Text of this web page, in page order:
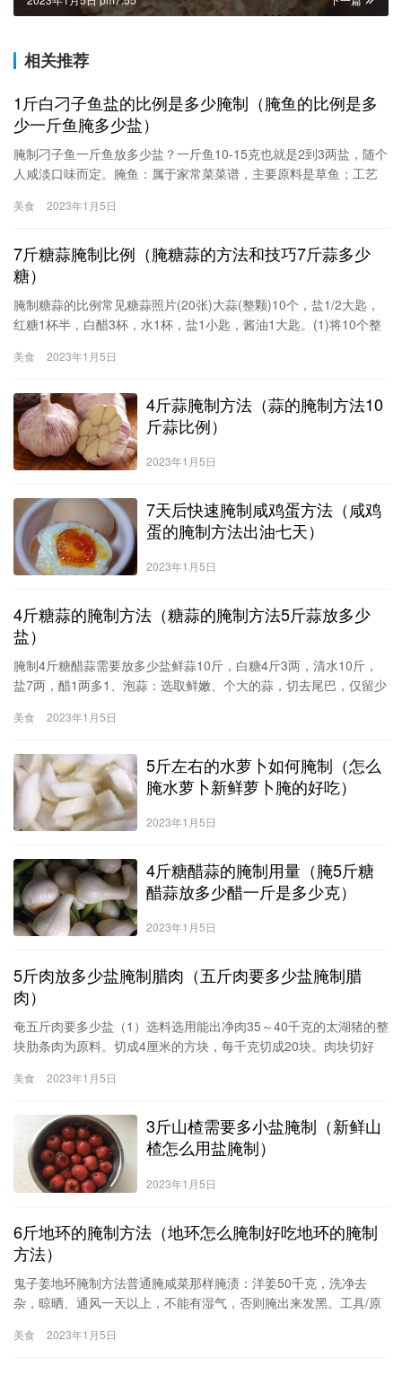
相关推荐
1斤白刁子鱼盐的比例是多少腌制（腌鱼的比例是多
少一斤鱼腌多少盐）
腌制刁子鱼一斤鱼放多少盐？一斤鱼10-15克也就是2到3两盐，随个
人咸淡口味而定。腌鱼：属于家常菜菜谱，主要原料是草鱼；工艺
料酒、花椒、盐1、将鱼从由头部至尾在背鳍上刨开洗净，把鱼肚内
美食 2023年1月5日
7斤糖蒜腌制比例（腌糖蒜的方法和技巧7斤蒜多少
糖）
腌制糖蒜的比例常见糖蒜照片(20张)大蒜(整颗)10个，盐1/2大匙，
红糖1杯半，白醋3杯，水1杯，盐1小匙，酱油1大匙。(1)将10个整
火，再放入大蒜浸渍20分钟，捞起沥干水份放凉备用。(3)将调味料
大蒜与冷却的糖醋汁一起放入容器中腌渍，
美食 2023年1月5日
4斤蒜腌制方法（蒜的腌制方法10
斤蒜比例）
2023年1月5日
7天后快速腌制咸鸡蛋方法（咸鸡
蛋的腌制方法出油七天）
2023年1月5日
4斤糖蒜的腌制方法（糖蒜的腌制方法5斤蒜放多少
盐）
腌制4斤糖醋蒜需要放多少盐鲜蒜10斤，白糖4斤3两，清水10斤，
盐7两，醋1两多1、泡蒜：选取鲜嫩、个大的蒜，切去尾巴，仅留少
时间。每天换一次水，把蒜的嫩味泡出去，然后捞出，放入一干净
二天搅拌一次，以后每天搅拌一次，3-4天捞出
美食 2023年1月5日
5斤左右的水萝卜如何腌制（怎么
腌水萝卜新鲜萝卜腌的好吃）
2023年1月5日
4斤糖醋蒜的腌制用量（腌5斤糖
醋蒜放多少醋一斤是多少克）
2023年1月5日
5斤肉放多少盐腌制腊肉（五斤肉要多少盐腌制腊
肉）
奄五斤肉要多少盐（1）选料选用能出净肉35～40千克的太湖猪的整
块肋条肉为原料。切成4厘米的方块，每千克切成20块。肉块切好
猪肋条肉计：白糖2．5千克精盐1．5～1．75千克桂皮100克绍酒
0克（3）煮制将原料肉先在清水中白煮。五花肉
美食 2023年1月5日
3斤山楂需要多小盐腌制（新鲜山
楂怎么用盐腌制）
2023年1月5日
6斤地环的腌制方法（地环怎么腌制好吃地环的腌制
方法）
鬼子姜地环腌制方法普通腌咸菜那样腌渍：洋姜50千克，洗净去
杂，晾晒、通风一天以上，不能有湿气，否则腌出来发黑。工具/原
克，洗净去杂，晾晒、通风一天以上，不能有湿气，否则腌出来发
美食 2023年1月5日